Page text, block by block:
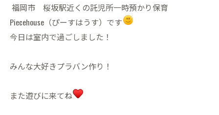
福岡市 桜坂駅近くの託児所一時預かり保育
Piecehouse（ぴーすはうす）です
今日は室内で過ごしました！
みんな大好きプラバン作り！
また遊びに来てね